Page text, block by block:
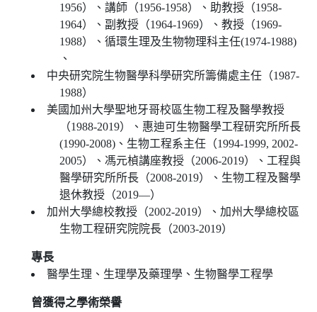
1956）、講師（1956-1958）、助教授（1958-
1964）、副教授（1964-1969）、教授（1969-
1988）、循環生理及生物物理科主任(1974-1988)
、
中央研究院生物醫學科學研究所籌備處主任（1987-
1988）
美國加州大學聖地牙哥校區生物工程及醫學教授
（1988-2019）、惠迪可生物醫學工程研究所所長
(1990-2008)、生物工程系主任（1994-1999, 2002-
2005）、馮元楨講座教授（2006-2019）、工程與
醫學研究所所長（2008-2019）、生物工程及醫學
退休教授（2019—）
加州大學總校教授（2002-2019）、加州大學總校區
生物工程研究院院長（2003-2019）
專長
醫學生理、生理學及藥理學、生物醫學工程學
曾獲得之學術榮譽